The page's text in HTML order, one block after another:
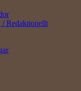
/ Redaktionellt